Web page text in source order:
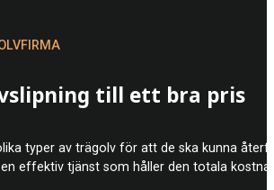
till ett bra pris
typer av trägolv för att de ska kunna
effektiv tjänst som håller den totala